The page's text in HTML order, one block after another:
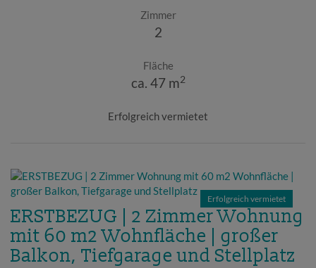
Zimmer
2
Fläche
ca. 47 m2
Erfolgreich vermietet
Erfolgreich vermietet
ERSTBEZUG | 2 Zimmer Wohnung
mit 60 m2 Wohnfläche | großer
Balkon, Tiefgarage und Stellplatz